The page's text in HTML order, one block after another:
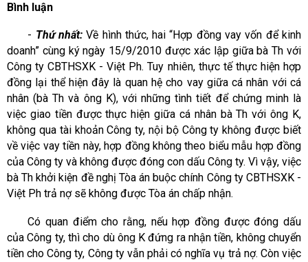
Bình luận
- Thứ nhất:Về hình thức, hai “Hợp đồng vay vốn để kinh
doanh” cùng ký ngày 15/9/2010 được xác lập giữa bà Th với
Công ty CBTHSXK - Việt Ph. Tuy nhiên, thực tế thực hiện hợp
đồng lại thể hiện đây là quan hệ cho vay giữa cá nhân với cá
nhân (bà Th và ông K), với những tình tiết để chứng minh là
việc giao tiền được thực hiện giữa cá nhân bà Th với ông K,
không qua tài khoản Công ty, nội bộ Công ty không được biết
về việc vay tiền này, hợp đồng không theo biểu mẫu hợp đồng
của Công ty và không được đóng con dấu Công ty. Vì vậy, việc
bà Th khởi kiện đề nghị Tòa án buộc chính Công ty CBTHSXK -
Việt Ph trả nợ sẽ không được Tòa án chấp nhận.
Có quan điểm cho rằng, nếu hợp đồng được đóng dấu
của Công ty, thì cho dù ông K đứng ra nhận tiền, không chuyển
tiền cho Công ty, Công ty vẫn phải có nghĩa vụ trả nợ. Còn việc